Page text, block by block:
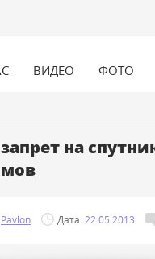
ВИДЕО ФОТО
на
Pavlon Дата: 22.05.2013